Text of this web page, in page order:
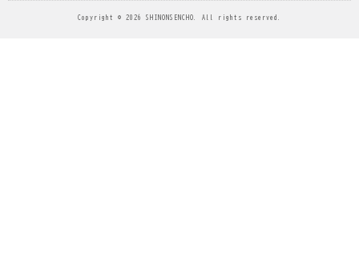
Copyright © 2026 SHINONSENCHO. All rights reserved.